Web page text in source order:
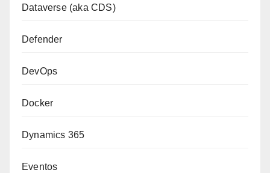
Dataverse (aka CDS)
Defender
DevOps
Docker
Dynamics 365
Eventos